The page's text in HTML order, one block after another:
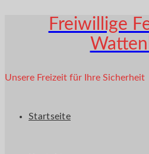
Freiwillige
Unsere Freizeit für Ihre Sicherheit
Startseite